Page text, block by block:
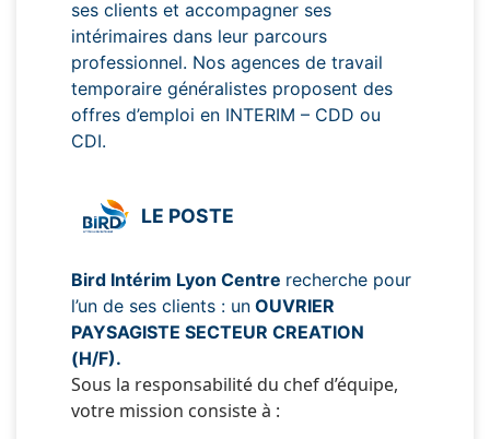
ses clients et accompagner ses
intérimaires dans leur parcours
professionnel. Nos agences de travail
temporaire généralistes proposent des
offres d’emploi en INTERIM – CDD ou
CDI.
LE POSTE
Bird Intérim Lyon Centre recherche pour
l’un de ses clients : un OUVRIER
PAYSAGISTE SECTEUR CREATION
(H/F).
Sous la responsabilité du chef d’équipe,
votre mission consiste à :